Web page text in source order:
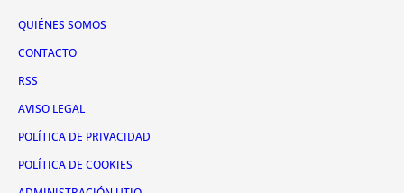
QUIÉNES SOMOS
CONTACTO
RSS
AVISO LEGAL
POLÍTICA DE PRIVACIDAD
POLÍTICA DE COOKIES